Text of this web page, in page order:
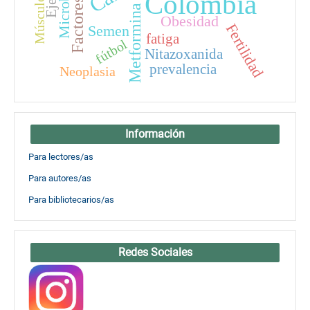
Metformina Obesidad
Semen Fertilidad
fatiga
Nitazoxanida
prevalencia
Músculo
fútbol
Neoplasia
Información
Para lectores/as
Para autores/as
Para bibliotecarios/as
Redes Sociales